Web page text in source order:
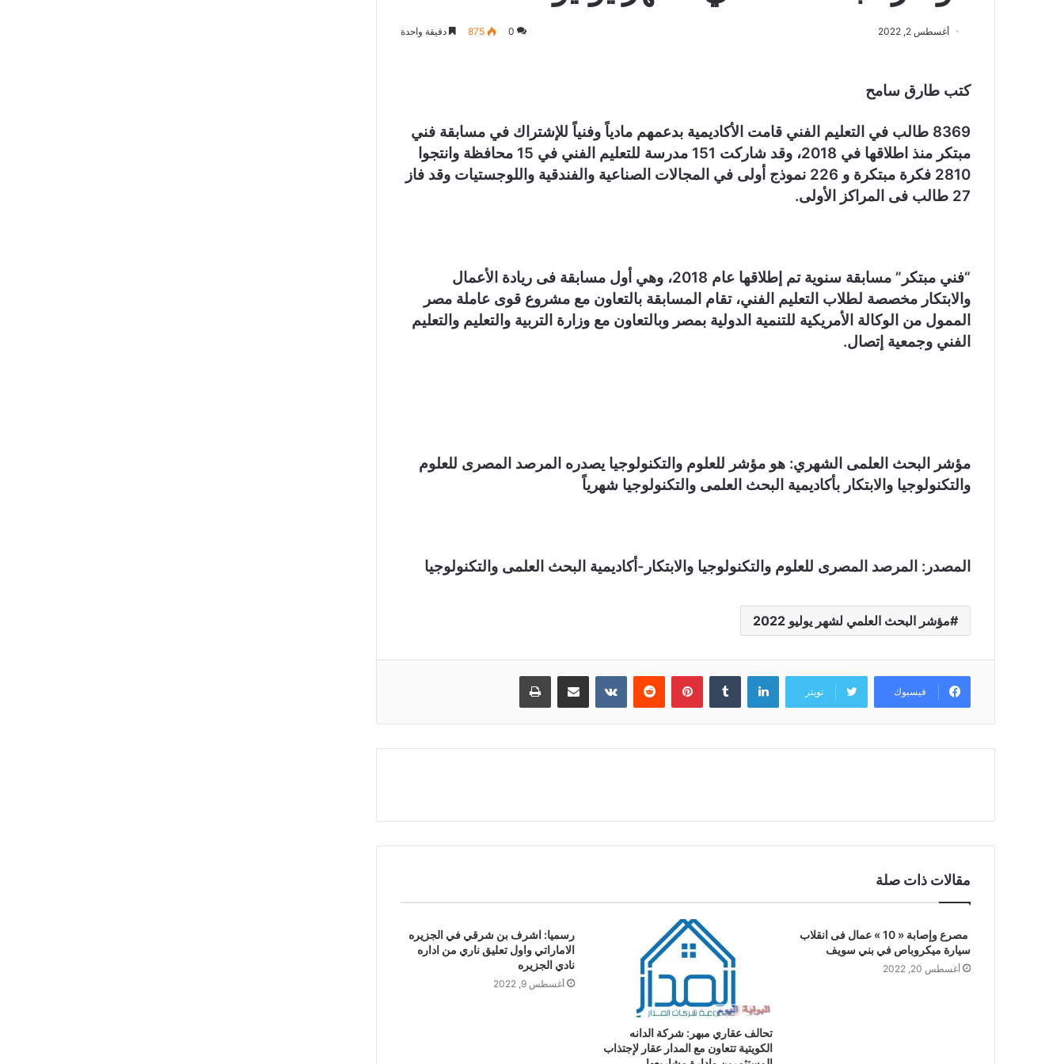
أغسطس 2, 2022 0
875 دقيقة واحدة
كتب طارق سامح
8369 طالب في التعليم الفني قامت الأكاديمية بدعمهم مادياً وفنياً للإشتراك في مسابقة فني
مبتكر منذ اطلاقها في 2018، وقد شاركت 151 مدرسة للتعليم الفني في 15 محافظة وانتجوا
2810 فكرة مبتكرة و 226 نموذج أولى في المجالات الصناعية والفندقية واللوجستيات وقد فاز
27 طالب فى المراكز الأولى.
“فني مبتكر” مسابقة سنوية تم إطلاقها عام 2018، وهي أول مسابقة فى ريادة الأعمال
والابتكار مخصصة لطلاب التعليم الفني، تقام المسابقة بالتعاون مع مشروع قوى عاملة مصر
الممول من الوكالة الأمريكية للتنمية الدولية بمصر وبالتعاون مع وزارة التربية والتعليم والتعليم
الفني وجمعية إتصال.
مؤشر البحث العلمى الشهري: هو مؤشر للعلوم والتكنولوجيا يصدره المرصد المصرى للعلوم
والتكنولوجيا والابتكار بأكاديمية البحث العلمى والتكنولوجيا شهرياً
المصدر: المرصد المصرى للعلوم والتكنولوجيا والابتكار-أكاديمية البحث العلمى والتكنولوجيا
مؤشر البحث العلمي لشهر يوليو 2022
فيسبوك تويتر
لينكدإن بينتيريست مشاركة عبر البريد طباعة
مقالات ذات صلة
مصرع وإصابة « 10 » عمال فى انقلاب
سيارة ميكروباص في بني سويف
أغسطس 20, 2022
تحالف عقاري مبهر: شركة الدانه
الكويتية تتعاون مع المدار عقار لإجتذاب
رسميا: اشرف بن شرقي في الجزيره
الاماراتي واول تعليق ناري من اداره
نادي الجزيره
أغسطس 9, 2022